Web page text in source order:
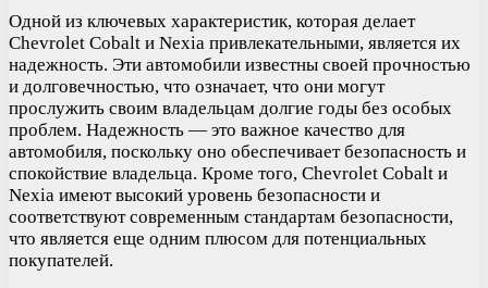
Одной из ключевых характеристик, которая делает
Chevrolet Cobalt и Nexia привлекательными, является их
надежность. Эти автомобили известны своей прочностью
и долговечностью, что означает, что они могут
прослужить своим владельцам долгие годы без особых
проблем. Надежность — это важное качество для
автомобиля, поскольку оно обеспечивает безопасность и
спокойствие владельца. Кроме того, Chevrolet Cobalt и
Nexia имеют высокий уровень безопасности и
соответствуют современным стандартам безопасности,
что является еще одним плюсом для потенциальных
покупателей.